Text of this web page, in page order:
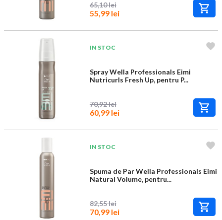
65,10 lei
55,99 lei
IN STOC
Spray Wella Professionals Eimi
Nutricurls Fresh Up, pentru P...
70,92 lei
60,99 lei
IN STOC
Spuma de Par Wella Professionals Eimi
Natural Volume, pentru...
82,55 lei
70,99 lei